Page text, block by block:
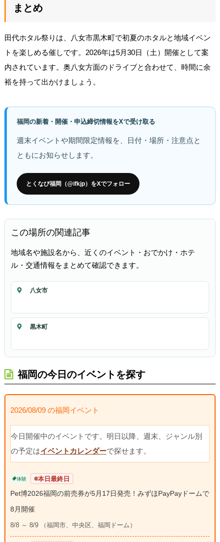
まとめ
田代ホタル祭りは、八女市黒木町で初夏のホタルと地域イベン
トを楽しめる催しです。2026年は5月30日（土）開催として案
内されています。奥八女方面のドライブと合わせて、時間に余
裕を持って出かけましょう。
福岡の新着・開催・申込締切情報をXで受け取る
週末イベントや期間限定情報を、日付・場所・注意点と
ともにお知らせします。
とくなび福岡（@ifkjp）をXでフォロー
この場所の関連記事
地域名や施設名から、近くのイベント・おでかけ・ホテ
ル・交通情報をまとめて確認できます。
八女市
黒木町
福岡の今日のイベントを探す
2026/08/09 の福岡イベント
今日開催中のイベントです。明日以降、週末、ジャンル別
の予定はイベントカレンダーで探せます。
体験 本日最終日
Pet博2026福岡の前売券が5月17日発売！みずほPayPayドームで
8月開催
8/8 ～ 8/9 （福岡市、中央区、福岡ドーム）